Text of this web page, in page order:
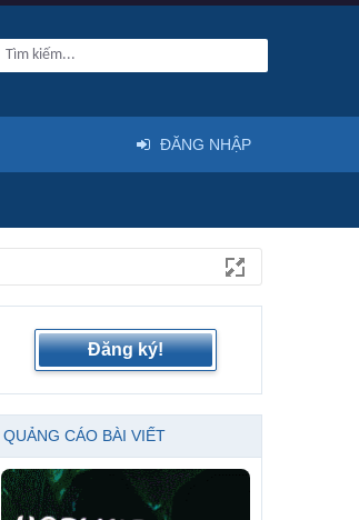
Đăng ký!
QUẢNG CÁO BÀI VIẾT
ĐĂNG NHẬP